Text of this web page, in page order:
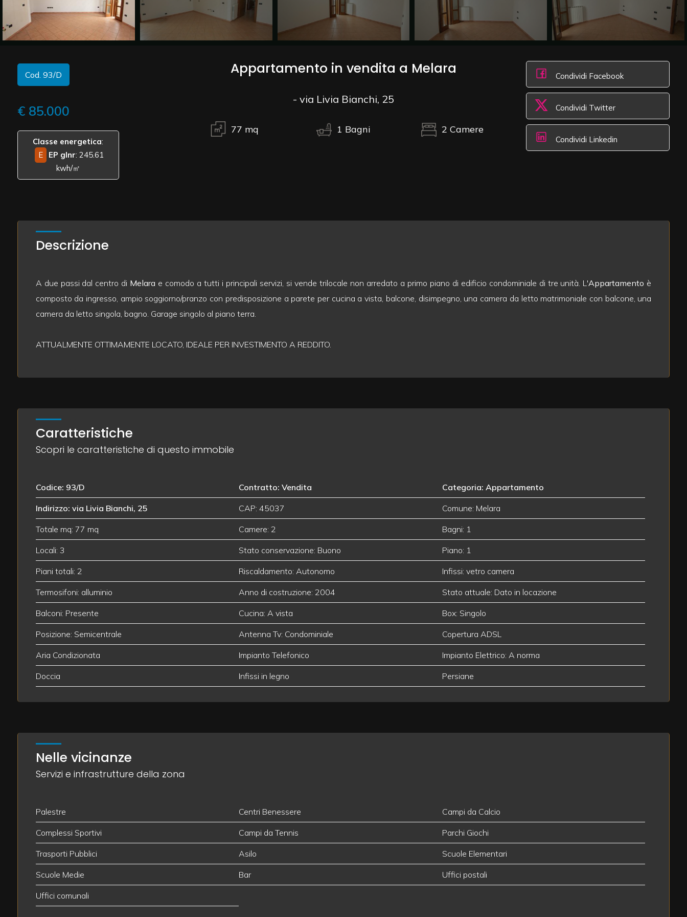
Cod. 93/D
€ 85.000
Classe energetica:
E
EP glnr: 245.61
kwh/㎡
Appartamento in vendita a Melara
- via Livia Bianchi, 25
77 mq 1 Bagni 2 Camere
Condividi Facebook
Condividi Twitter
Condividi Linkedin
Descrizione
A due passi dal centro di Melara e comodo a tutti i principali servizi, si vende trilocale non arredato a primo piano di edificio condominiale di tre unità. L'Appartamento è
composto da ingresso, ampio soggiorno/pranzo con predisposizione a parete per cucina a vista, balcone, disimpegno, una camera da letto matrimoniale con balcone, una
camera da letto singola, bagno. Garage singolo al piano terra.
ATTUALMENTE OTTIMAMENTE LOCATO, IDEALE PER INVESTIMENTO A REDDITO.
Caratteristiche
Scopri le caratteristiche di questo immobile
Codice: 93/D Contratto: Vendita Categoria: Appartamento
Indirizzo: via Livia Bianchi, 25 CAP: 45037 Comune: Melara
Totale mq: 77 mq Camere: 2 Bagni: 1
Locali: 3 Stato conservazione: Buono Piano: 1
Piani totali: 2 Riscaldamento: Autonomo Infissi: vetro camera
Termosifoni: alluminio Anno di costruzione: 2004 Stato attuale: Dato in locazione
Balconi: Presente Cucina: A vista Box: Singolo
Posizione: Semicentrale Antenna Tv: Condominiale Copertura ADSL
Aria Condizionata Impianto Telefonico Impianto Elettrico: A norma
Doccia Infissi in legno Persiane
Nelle vicinanze
Servizi e infrastrutture della zona
Palestre Centri Benessere Campi da Calcio
Complessi Sportivi Campi da Tennis Parchi Giochi
Trasporti Pubblici Asilo Scuole Elementari
Scuole Medie Bar Uffici postali
Uffici comunali
Commerciali
Terreni
Totale
minimi
Bagni
minimi
Camere
minime
Qualsiasi